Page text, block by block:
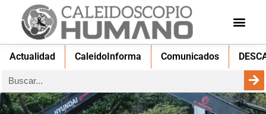
Actualidad CaleidoInforma Comunicados